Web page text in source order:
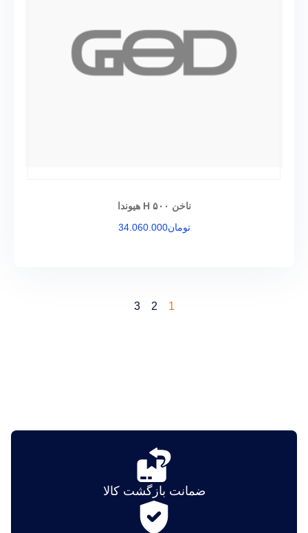
ناخن ۵۰۰ H هیوندا
تومان34.060.000
1
2
3
ضمانت بازگشت کالا